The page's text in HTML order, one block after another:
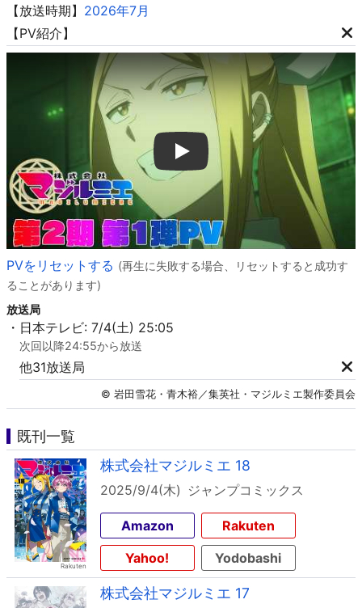
【放送時期】 2026年7月
【PV紹介】
Play
PVをリセットする (再生に失敗する場合、リセットすると成功す
ることがあります)
放送局
・日本テレビ: 7/4(土) 25:05
次回以降24:55から放送
他31放送局
© 岩田雪花・青木裕／集英社・マジルミエ製作委員会
既刊一覧
株式会社マジルミエ 18
2025/9/4(木) ジャンプコミックス
Amazon
Rakuten
Yahoo!
Yodobashi
株式会社マジルミエ 17